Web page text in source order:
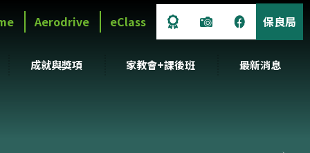
Aerodrive eClass 保良局
成就與獎項 家教會+課後班 最新消息